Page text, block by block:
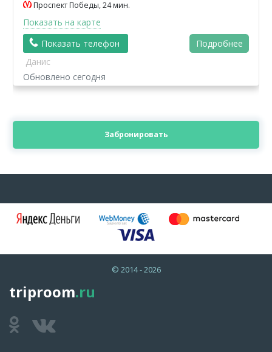
Проспект Победы, 24 мин.
Показать на карте
Показать телефон
Подробнее
Данис
Обновлено сегодня
Забронировать
© 2014 - 2026
triproom.ru